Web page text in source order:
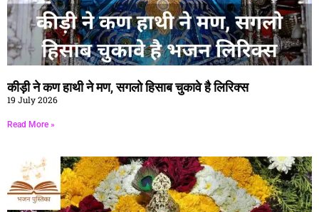
कीड़ी ने कण हाथी ने मण, सगलो हिसाब चुकावे है लिरिक्स
19 July 2026
Read More »